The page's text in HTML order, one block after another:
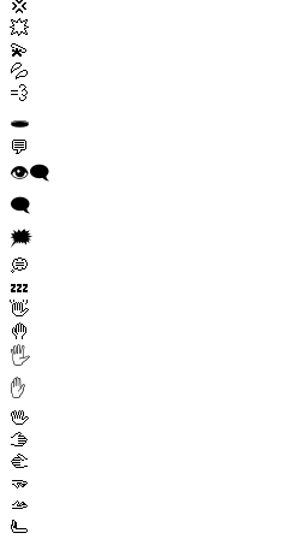
💢
💥
💫
💦
💨
🕳️
💬
👁️‍🗨️
🗨️
🗯️
💭
💤
👋
🤚
🖐️
✋
🖖
🫱
🫲
🫳
🫴
🫷